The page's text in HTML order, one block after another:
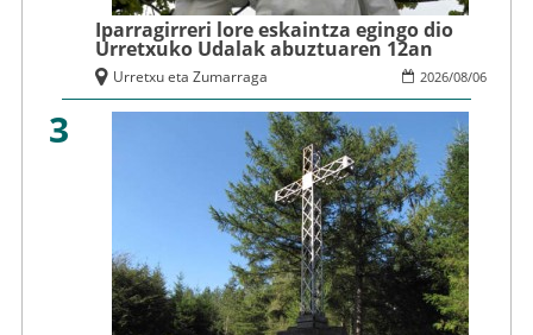
Iparragirreri lore eskaintza egingo dio
Urretxuko Udalak abuztuaren 12an
2026/08/06
Urretxu eta Zumarraga
3